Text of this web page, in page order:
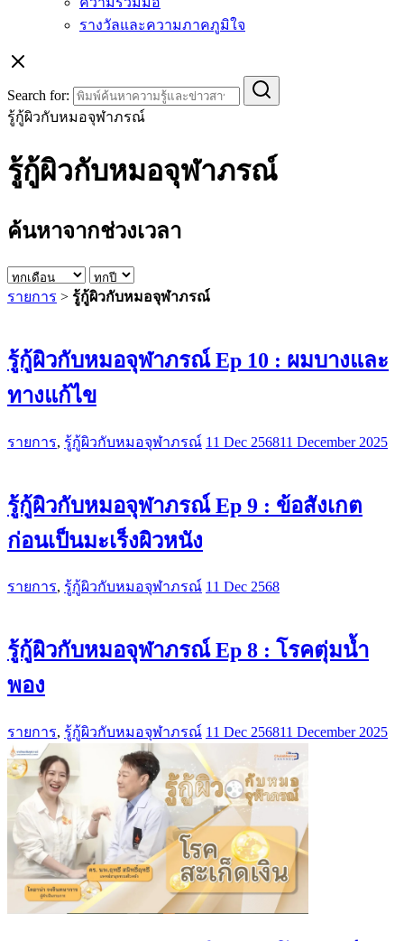
รางวัลและความภาคภูมิใจ
Search for:
รู้กู้ผิวกับหมอจุฬาภรณ์
รู้กู้ผิวกับหมอจุฬาภรณ์
ค้นหาจากช่วงเวลา
รายการ > รู้กู้ผิวกับหมอจุฬาภรณ์
รู้กู้ผิวกับหมอจุฬาภรณ์ Ep 10 : ผมบางและ
ทางแก้ไข
รายการ, รู้กู้ผิวกับหมอจุฬาภรณ์ 11 Dec 256811 December 2025
รู้กู้ผิวกับหมอจุฬาภรณ์ Ep 9 : ข้อสังเกต
ก่อนเป็นมะเร็งผิวหนัง
รายการ, รู้กู้ผิวกับหมอจุฬาภรณ์ 11 Dec 2568
รู้กู้ผิวกับหมอจุฬาภรณ์ Ep 8 : โรคตุ่มนํ้า
พอง
รายการ, รู้กู้ผิวกับหมอจุฬาภรณ์ 11 Dec 256811 December 2025